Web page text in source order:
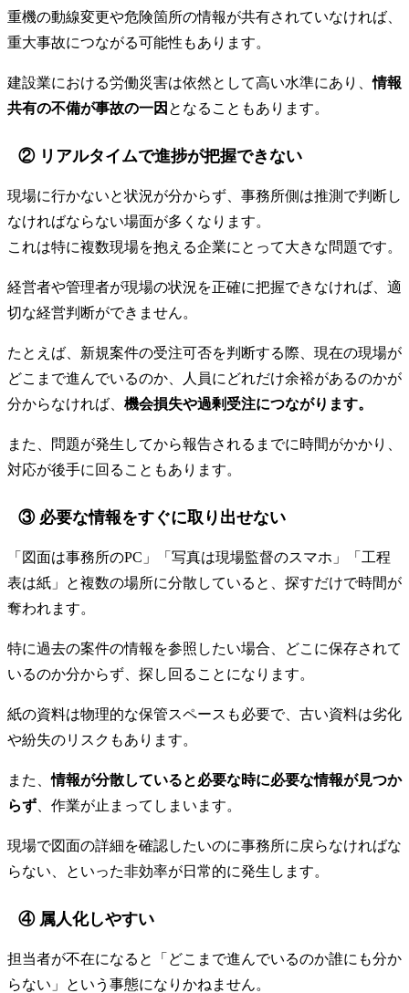
重機の動線変更や危険箇所の情報が共有されていなければ、
重大事故につながる可能性もあります。
建設業における労働災害は依然として高い水準にあり、情報
共有の不備が事故の一因 となることもあります。
② リアルタイムで進捗が把握できない
現場に行かないと状況が分からず、事務所側は推測で判断し
なければならない場面が多くなります。
これは特に複数現場を抱える企業にとって大きな問題です。
経営者や管理者が現場の状況を正確に把握できなければ、適
切な経営判断ができません。
たとえば、新規案件の受注可否を判断する際、現在の現場が
どこまで進んでいるのか、人員にどれだけ余裕があるのかが
分からなければ、 機会損失や過剰受注につながります。
また、問題が発生してから報告されるまでに時間がかかり、
対応が後手に回ることもあります。
③ 必要な情報をすぐに取り出せない
「図面は事務所のPC」「写真は現場監督のスマホ」「工程
表は紙」と複数の場所に分散していると、探すだけで時間が
奪われます。
特に過去の案件の情報を参照したい場合、どこに保存されて
いるのか分からず、探し回ることになります。
紙の資料は物理的な保管スペースも必要で、古い資料は劣化
や紛失のリスクもあります。
また、情報が分散していると必要な時に必要な情報が見つか
らず 、作業が止まってしまいます。
現場で図面の詳細を確認したいのに事務所に戻らなければな
らない、といった非効率が日常的に発生します。
④ 属人化しやすい
担当者が不在になると「どこまで進んでいるのか誰にも分か
らない」という事態になりかねません。